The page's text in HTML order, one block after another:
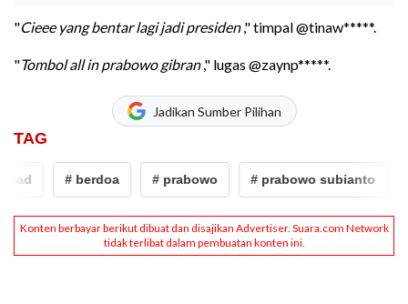
"Cieee yang bentar lagi jadi presiden," timpal @tinaw*****.
"Tombol all in prabowo gibran," lugas @zaynp*****.
Jadikan Sumber Pilihan
TAG
# berdoa # prabowo # prabowo subianto